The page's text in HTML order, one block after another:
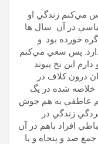
مي‌كنم زندگي او
در آن سال ها
خورده بود. و
دارد. پس سعي مي‌كنم
اين نخ پيوند
درون كلاف در
خلاصه شده در يگ
عاطفي به هم جوش
زندگي در
افراد باهم در آن
صد و پنجاه و يا